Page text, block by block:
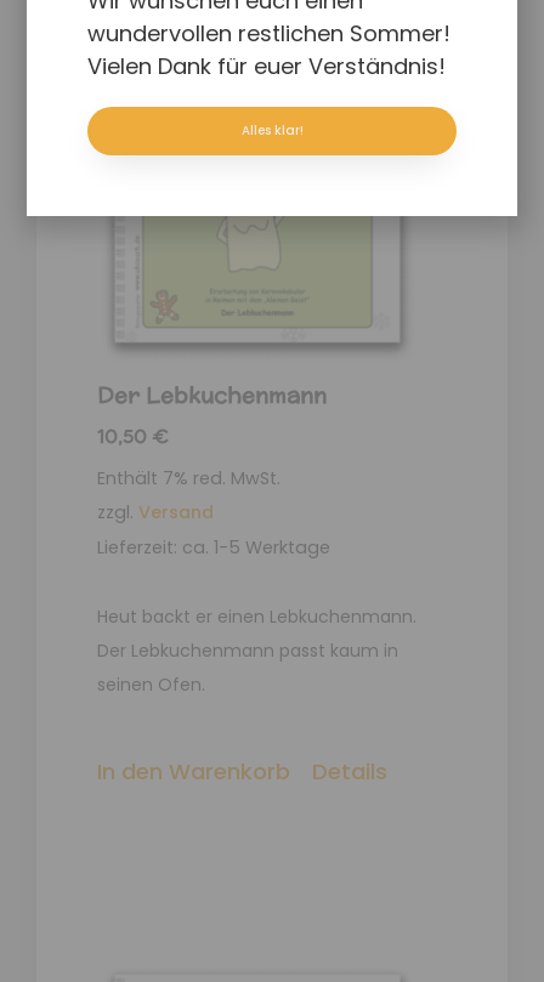
Der Lebkuchenmann
10,50 €
Enthält 7% red. MwSt.
zzgl. Versand
Lieferzeit: ca. 1-5 Werktage
Heut backt er einen Lebkuchenmann.
Der Lebkuchenmann passt kaum in
seinen Ofen.
In den Warenkorb Details
wundervollen restlichen Sommer!
Vielen Dank für euer Verständnis!
Alles klar!